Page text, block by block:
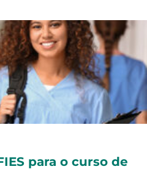
para o curso de